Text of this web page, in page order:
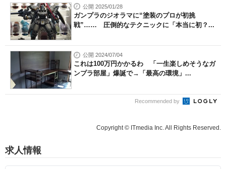
公開 2025/01/28
ガンプラのジオラマに“塗装のプロが初挑
戦”…… 圧倒的なテクニックに「本当に初？...
公開 2024/07/04
これは100万円かかるわ 「一生楽しめそうなガ
ンプラ部屋」爆誕で→「最高の環境」...
Recommended by
Copyright © ITmedia Inc. All Rights Reserved.
求人情報